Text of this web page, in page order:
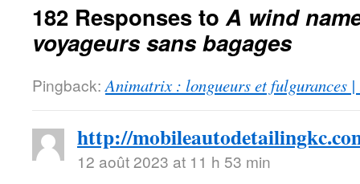
182 Responses toA wind
voyageurs sans bagages
Pingback: Animatrix : longueurs et fulgurances |
http://
12 août 2023 at 11 h 53 min